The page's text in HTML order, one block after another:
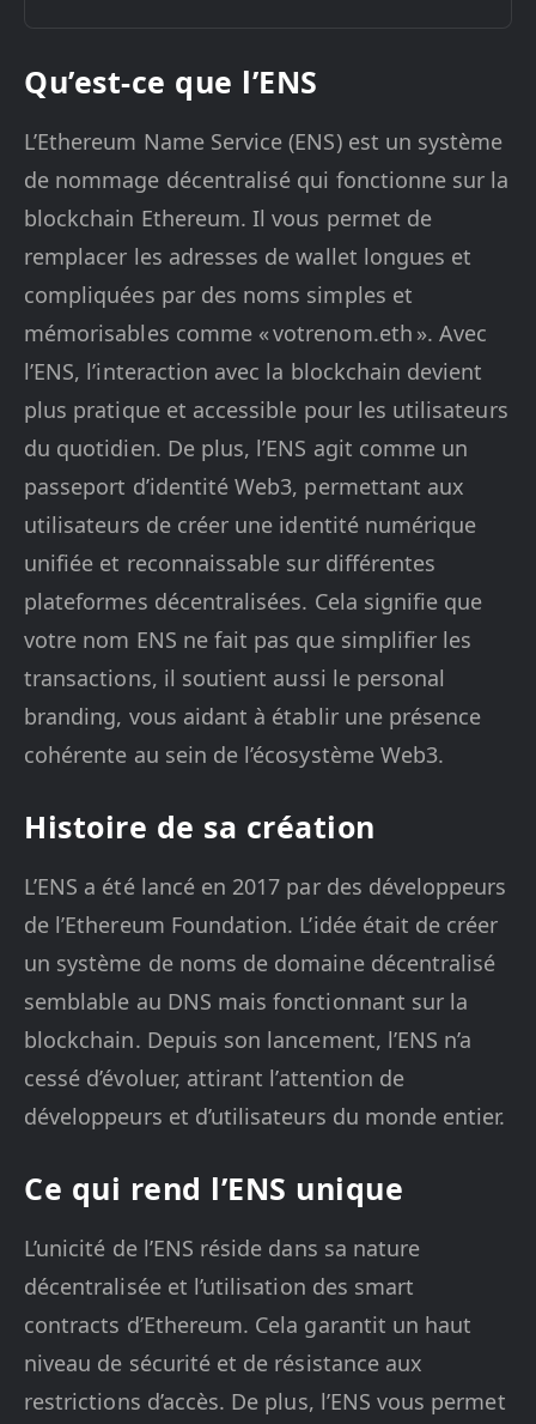
Qu’est-ce que l’ENS
L’Ethereum Name Service (ENS) est un système
de nommage décentralisé qui fonctionne sur la
blockchain Ethereum. Il vous permet de
remplacer les adresses de wallet longues et
compliquées par des noms simples et
mémorisables comme « votrenom.eth ». Avec
l’ENS, l’interaction avec la blockchain devient
plus pratique et accessible pour les utilisateurs
du quotidien. De plus, l’ENS agit comme un
passeport d’identité Web3, permettant aux
utilisateurs de créer une identité numérique
unifiée et reconnaissable sur différentes
plateformes décentralisées. Cela signifie que
votre nom ENS ne fait pas que simplifier les
transactions, il soutient aussi le personal
branding, vous aidant à établir une présence
cohérente au sein de l’écosystème Web3.
Histoire de sa création
L’ENS a été lancé en 2017 par des développeurs
de l’Ethereum Foundation. L’idée était de créer
un système de noms de domaine décentralisé
semblable au DNS mais fonctionnant sur la
blockchain. Depuis son lancement, l’ENS n’a
cessé d’évoluer, attirant l’attention de
développeurs et d’utilisateurs du monde entier.
Ce qui rend l’ENS unique
L’unicité de l’ENS réside dans sa nature
décentralisée et l’utilisation des smart
contracts d’Ethereum. Cela garantit un haut
niveau de sécurité et de résistance aux
restrictions d’accès. De plus, l’ENS vous permet